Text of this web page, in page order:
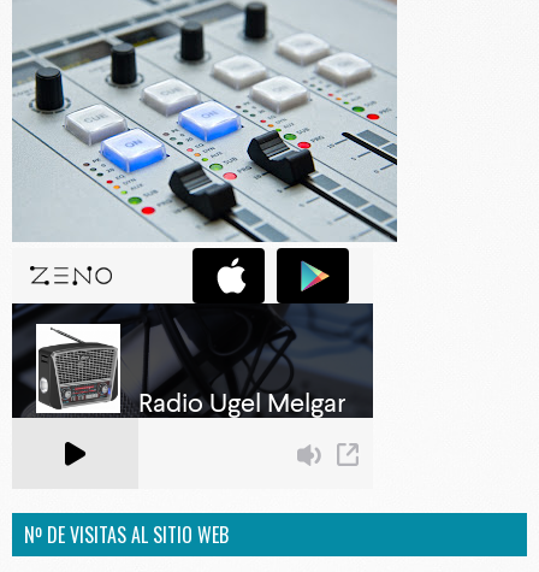
Nº DE VISITAS AL SITIO WEB